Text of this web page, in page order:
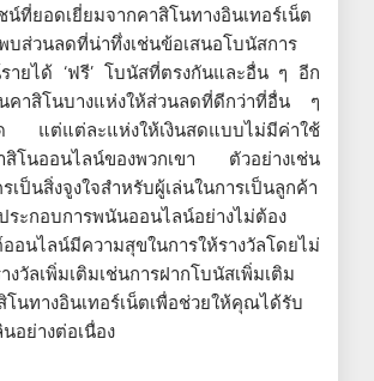
ที่ยอดเยี่ยมจากคาสิโนทางอินเทอร์เน็ต
ส่วนลดที่น่าทึ่งเช่นข้อเสนอโบนัสการ
รายได้ ‘ฟรี’ โบนัสที่ตรงกันและอื่น ๆ อีก
าสิโนบางแห่งให้ส่วนลดที่ดีกว่าที่อื่น ๆ
แต่แต่ละแห่งให้เงินสดแบบไม่มีค่าใช้
สิโนออนไลน์ของพวกเขา ตัวอย่างเช่น
เป็นสิ่งจูงใจสำหรับผู้เล่นในการเป็นลูกค้า
ระกอบการพนันออนไลน์อย่างไม่ต้อง
อนไลน์มีความสุขในการให้รางวัลโดยไม่
งวัลเพิ่มเติมเช่นการฝากโบนัสเพิ่มเติม
นทางอินเทอร์เน็ตเพื่อช่วยให้คุณได้รับ
อย่างต่อเนื่อง